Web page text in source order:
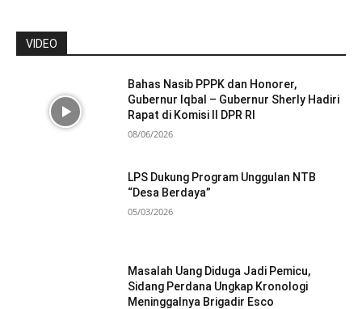
VIDEO
Bahas Nasib PPPK dan Honorer,
Gubernur Iqbal – Gubernur Sherly Hadiri
Rapat di Komisi II DPR RI
08/06/2026
LPS Dukung Program Unggulan NTB
“Desa Berdaya”
05/03/2026
Masalah Uang Diduga Jadi Pemicu,
Sidang Perdana Ungkap Kronologi
Meninggalnya Brigadir Esco